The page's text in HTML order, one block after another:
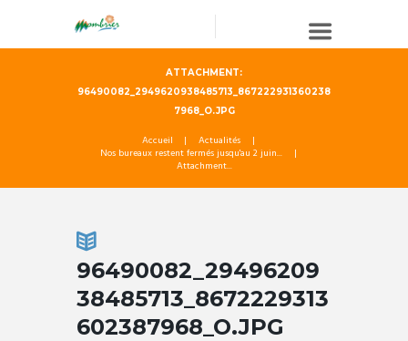
ATTACHMENT:
96490082_2949620938485713_867222931360238
7968_O.JPG
Accueil
Actualités
Nos bureaux restent fermés jusqu'au 2 juin...
Attachment...
96490082_29496209
38485713_8672229313
602387968_O.JPG